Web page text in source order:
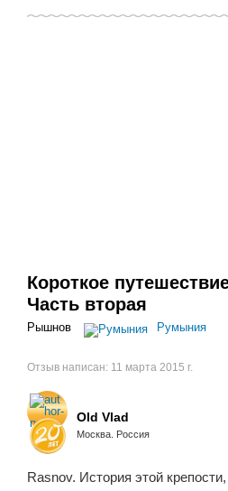
Короткое
Часть вторая
Рышнов Румыния
Отзыв написан: 11 марта 2015 г.
Old Vlad
Москва. Россия
Rasnov. История этой